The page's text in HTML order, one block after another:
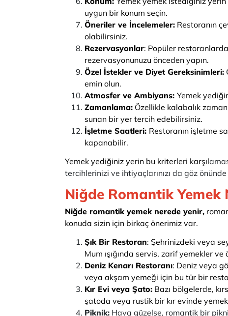
uygun bir konum seçin.
Öneriler ve İncelemeler: Restoranın
olabilirsiniz.
Rezervasyonlar: Popüler
rezervasyonunuzu önceden yapın.
Özel İstekler ve Diyet Gereksinimleri:
emin olun.
Atmosfer ve Ambiyans: Yemek
Zamanlama: Özellikle kalabalık
sunan bir yer tercih edebilirsiniz.
İşletme Saatleri: Restoranın işletme
kapanabilir.
Yemek yediğiniz yerin bu kriterleri karşıl
tercihlerinizi ve ihtiyaçlarınızı da göz
Niğde Romantik Yemek
Niğde romantik yemek nerede yenir,
konuda sizin için birkaç önerimiz var.
Şık Bir Restoran: Şehrinizdeki veya
Mum ışığında servis, zarif yemekler
Deniz Kenarı Restoranı: Deniz veya
veya akşam yemeği için bu tür bir
Kır Evi veya Şato: Bazı bölgelerde,
şatoda veya rustik bir kır evinde
Piknik: Hava güzelse, romantik bir